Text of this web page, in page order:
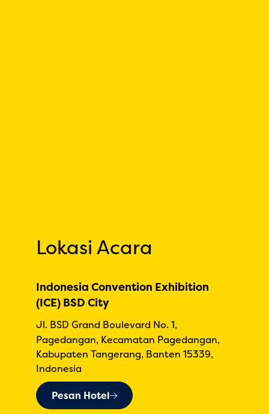
Lokasi Acara
Indonesia Convention Exhibition
(ICE) BSD City
Jl. BSD Grand Boulevard No. 1,
Pagedangan, Kecamatan Pagedangan,
Kabupaten Tangerang, Banten 15339,
Indonesia
Pesan Hotel